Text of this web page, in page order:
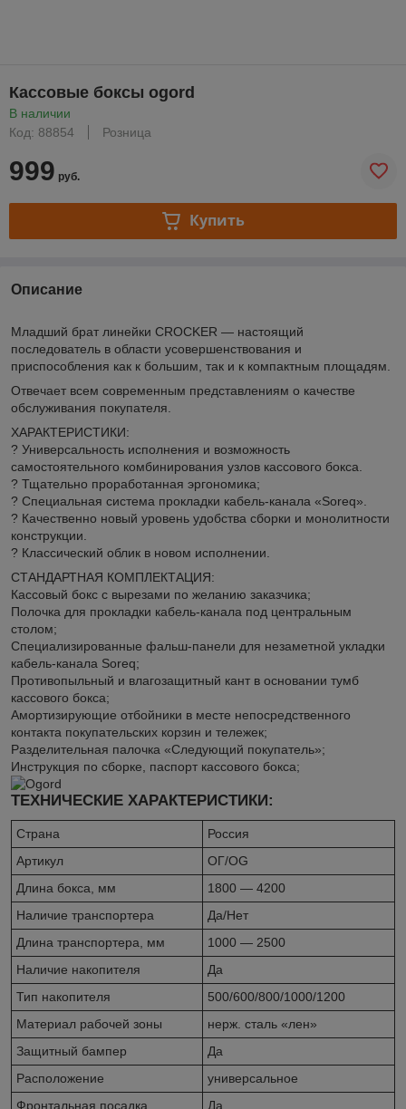
Кассовые боксы ogord
В наличии
Код: 88854
Розница
999 руб.
Купить
Описание
Младший брат линейки CROCKER — настоящий
последователь в области усовершенствования и
приспособления как к большим, так и к компактным площадям.
Отвечает всем современным представлениям о качестве
обслуживания покупателя.
ХАРАКТЕРИСТИКИ:
? Универсальность исполнения и возможность
самостоятельного комбинирования узлов кассового бокса.
? Тщательно проработанная эргономика;
? Специальная система прокладки кабель-канала «Soreq».
? Качественно новый уровень удобства сборки и монолитности
конструкции.
? Классический облик в новом исполнении.
СТАНДАРТНАЯ КОМПЛЕКТАЦИЯ:
Кассовый бокс с вырезами по желанию заказчика;
Полочка для прокладки кабель-канала под центральным
столом;
Специализированные фальш-панели для незаметной укладки
кабель-канала Soreq;
Противопыльный и влагозащитный кант в основании тумб
кассового бокса;
Амортизирующие отбойники в месте непосредственного
контакта покупательских корзин и тележек;
Разделительная палочка «Следующий покупатель»;
Инструкция по сборке, паспорт кассового бокса;
ТЕХНИЧЕСКИЕ ХАРАКТЕРИСТИКИ:
Страна
Россия
Артикул
ОГ/OG
Длина бокса, мм
1800 — 4200
Наличие транспортера
Да/Нет
Длина транспортера, мм
1000 — 2500
Наличие накопителя
Да
Тип накопителя
500/600/800/1000/1200
Материал рабочей зоны
нерж. сталь «лен»
Защитный бампер
Да
Расположение
универсальное
Фронтальная посадка
Да